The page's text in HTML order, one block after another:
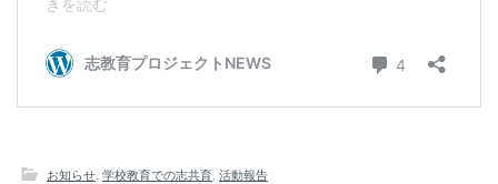
お知らせ 学校教育での志共育 活動報告